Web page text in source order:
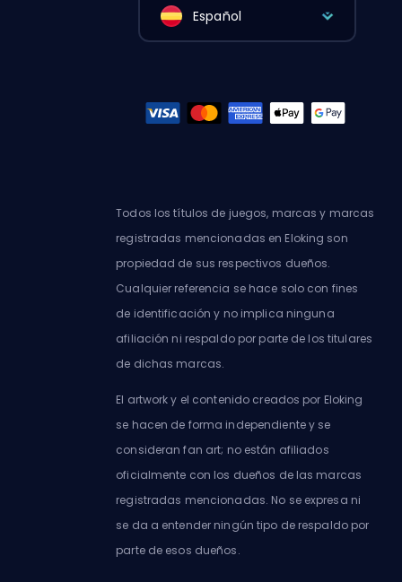
Español
Todos los títulos de juegos, marcas y marcas
registradas mencionadas en Eloking son
propiedad de sus respectivos dueños.
Cualquier referencia se hace solo con fines
de identificación y no implica ninguna
afiliación ni respaldo por parte de los titulares
de dichas marcas.
El artwork y el contenido creados por Eloking
se hacen de forma independiente y se
consideran fan art; no están afiliados
oficialmente con los dueños de las marcas
registradas mencionadas. No se expresa ni
se da a entender ningún tipo de respaldo por
parte de esos dueños.